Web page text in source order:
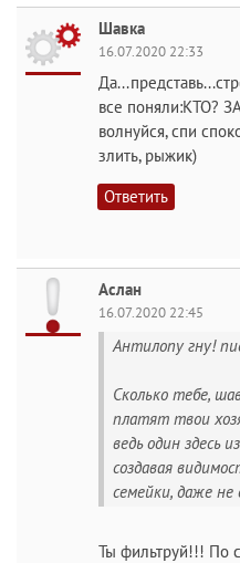
Шавка
16.07.2020 22:33
все поняли:КТО?
волнуйся, спи
злить, рыжик)
Ответить
Аслан
16.07.2020 22:45
Антилопу гну!
Сколько тебе,
платят твои
ведь один здесь
создавая
семейки, даже
Ты фильтруй!!! По